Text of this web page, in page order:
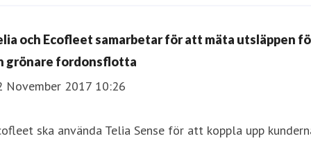
och Ecofleet samarbetar för att mäta utsläppen
grönare fordonsflotta
November 2017 10:26
ska använda Telia Sense för att koppla upp